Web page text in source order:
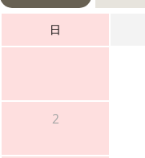
日
2